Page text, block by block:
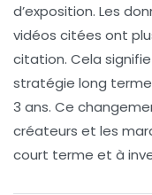
d’exposition. Les
vidéos citées ont
citation. Cela
stratégie long
3 ans. Ce
créateurs et les
court terme et à